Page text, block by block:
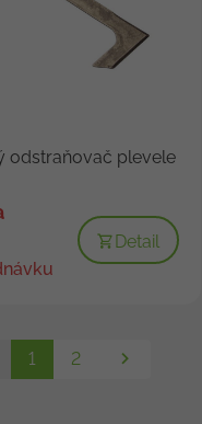
odstraňovač plevele
Detail
1 2